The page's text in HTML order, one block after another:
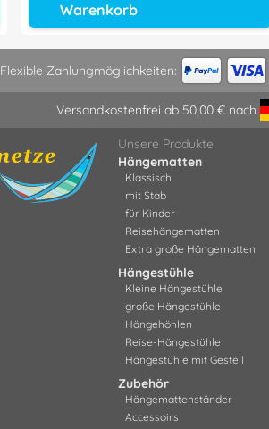
Warenkorb
Flexible Zahlungmöglichkeiten:
Versandkostenfrei ab 50,00 € nach
Unsere Produkte
Hängematten
Klassisch
mit Stab
für Kinder
Reisehängematten
Extra große Hängematten
Hängestühle
Kleine Hängestühle
große Hängestühle
Hängehöhlen
Reise-Hängestühle
Hängestühle mit Gestell
Zubehör
Hängemattenständer
Accessoirs